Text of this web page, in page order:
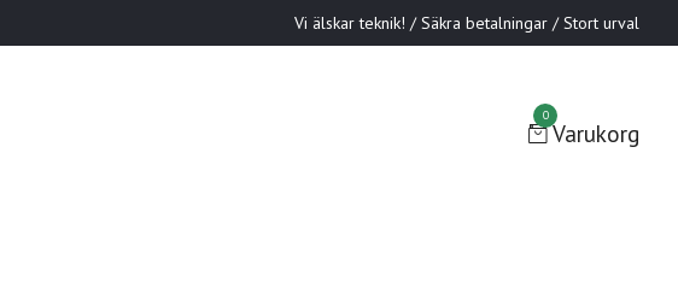
Vi älskar teknik! / Säkra betalningar / Stort urval
0
Varukorg